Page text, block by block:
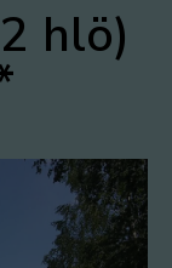
hlö)